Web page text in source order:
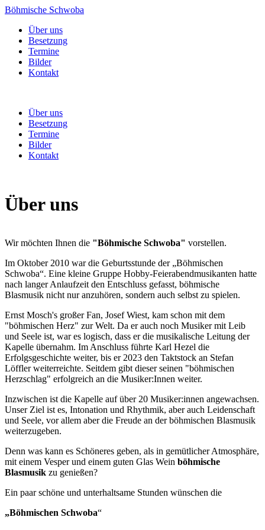
Böhmische Schwoba
Über uns
Besetzung
Termine
Bilder
Kontakt
Über uns
Besetzung
Termine
Bilder
Kontakt
Über uns
Wir möchten Ihnen die "Böhmische Schwoba" vorstellen.
Im Oktober 2010 war die Geburtsstunde der „Böhmischen
Schwoba“. Eine kleine Gruppe Hobby-Feierabendmusikanten hatte
nach langer Anlaufzeit den Entschluss gefasst, böhmische
Blasmusik nicht nur anzuhören, sondern auch selbst zu spielen.
Ernst Mosch's großer Fan, Josef Wiest, kam schon mit dem
"böhmischen Herz" zur Welt. Da er auch noch Musiker mit Leib
und Seele ist, war es logisch, dass er die musikalische Leitung der
Kapelle übernahm. Im Anschluss führte Karl Hezel die
Erfolgsgeschichte weiter, bis er 2023 den Taktstock an Stefan
Löffler weiterreichte. Seitdem gibt dieser seinen "böhmischen
Herzschlag" erfolgreich an die Musiker:Innen weiter.
Inzwischen ist die Kapelle auf über 20 Musiker:innen angewachsen.
Unser Ziel ist es, Intonation und Rhythmik, aber auch Leidenschaft
und Seele, vor allem aber die Freude an der böhmischen Blasmusik
weiterzugeben.
Denn was kann es Schöneres geben, als in gemütlicher Atmosphäre,
mit einem Vesper und einem guten Glas Wein böhmische
Blasmusik zu genießen?
Ein paar schöne und unterhaltsame Stunden wünschen die
„Böhmischen Schwoba“